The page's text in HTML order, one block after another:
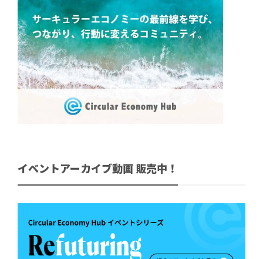
イベントアーカイブ動画 販売中！